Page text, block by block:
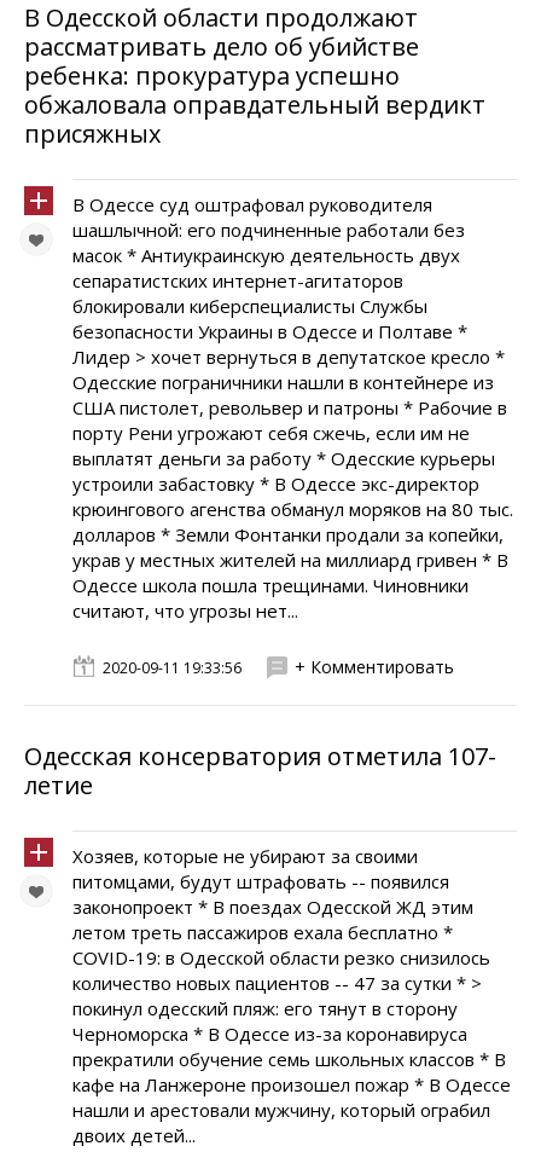
В Одесской области продолжают
рассматривать дело об убийстве
ребенка: прокуратура успешно
обжаловала оправдательный вердикт
присяжных
В Одессе суд оштрафовал руководителя
шашлычной: его подчиненные работали без
масок * Антиукраинскую деятельность двух
сепаратистских интернет-агитаторов
блокировали киберспециалисты Службы
безопасности Украины в Одессе и Полтаве *
Лидер > хочет вернуться в депутатское кресло *
Одесские пограничники нашли в контейнере из
США пистолет, револьвер и патроны * Рабочие в
порту Рени угрожают себя сжечь, если им не
выплатят деньги за работу * Одесские курьеры
устроили забастовку * В Одессе экс-директор
крюингового агенства обманул моряков на 80 тыс.
долларов * Земли Фонтанки продали за копейки,
украв у местных жителей на миллиард гривен * В
Одессе школа пошла трещинами. Чиновники
считают, что угрозы нет...
2020-09-11 19:33:56 + Комментировать
Одесская консерватория отметила 107-
летие
Хозяев, которые не убирают за своими
питомцами, будут штрафовать -- появился
законопроект * В поездах Одесской ЖД этим
летом треть пассажиров ехала бесплатно *
COVID-19: в Одесской области резко снизилось
количество новых пациентов -- 47 за сутки * >
покинул одесский пляж: его тянут в сторону
Черноморска * В Одессе из-за коронавируса
прекратили обучение семь школьных классов * В
кафе на Ланжероне произошел пожар * В Одессе
нашли и арестовали мужчину, который ограбил
двоих детей...